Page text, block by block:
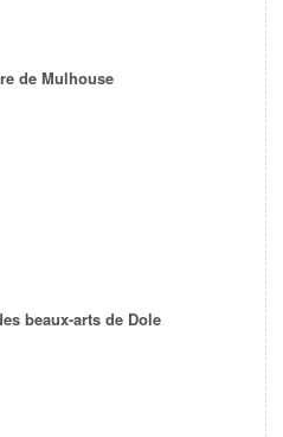
de Mulhouse
beaux-arts de Dole